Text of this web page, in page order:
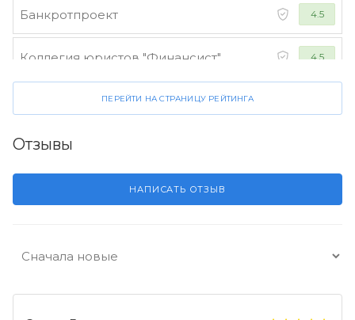
Банкротпроект 4.5
Коллегия юристов "Финансист" 4.5
ПЕРЕЙТИ НА СТРАНИЦУ РЕЙТИНГА
Отзывы
НАПИСАТЬ ОТЗЫВ